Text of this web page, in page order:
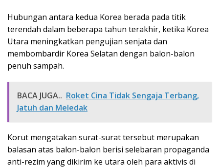
Hubungan antara kedua Korea berada pada titik
terendah dalam beberapa tahun terakhir, ketika Korea
Utara meningkatkan pengujian senjata dan
membombardir Korea Selatan dengan balon-balon
penuh sampah.
BACA JUGA.. Roket Cina Tidak Sengaja Terbang,
Jatuh dan Meledak
Korut mengatakan surat-surat tersebut merupakan
balasan atas balon-balon berisi selebaran propaganda
anti-rezim yang dikirim ke utara oleh para aktivis di